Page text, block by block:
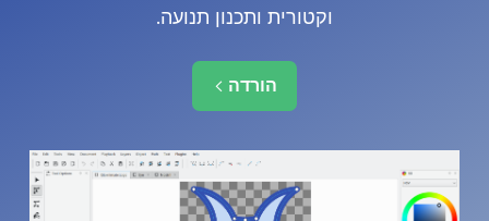
וקטורית ותכנון תנועה.
הורדה